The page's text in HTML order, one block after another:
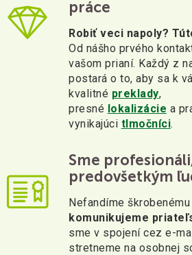
práce
Robiť veci napoly?
Od nášho prvého
vašom prianí. Každý z
postará o to, aby sa k
kvalitné preklady,
presné lokalizácie a
vynikajúci tlmočníci.
Sme
predovšetkým
Nefandíme
komunikujeme
sme v spojení cez e-
stretneme na osobnej